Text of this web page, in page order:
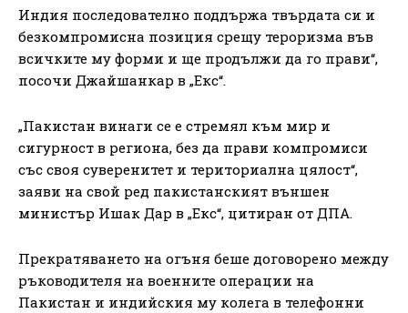
Индия последователно поддържа твърдата си и
безкомпромисна позиция срещу тероризма във
всичките му форми и ще продължи да го прави“,
посочи Джайшанкар в „Екс“.
„Пакистан винаги се е стремял към мир и
сигурност в региона, без да прави компромиси
със своя суверенитет и териториална цялост“,
заяви на свой ред пакистанският външен
министър Ишак Дар в „Екс“, цитиран от ДПА.
Прекратяването на огъня беше договорено между
ръководителя на военните операции на
Пакистан и индийския му колега в телефонни